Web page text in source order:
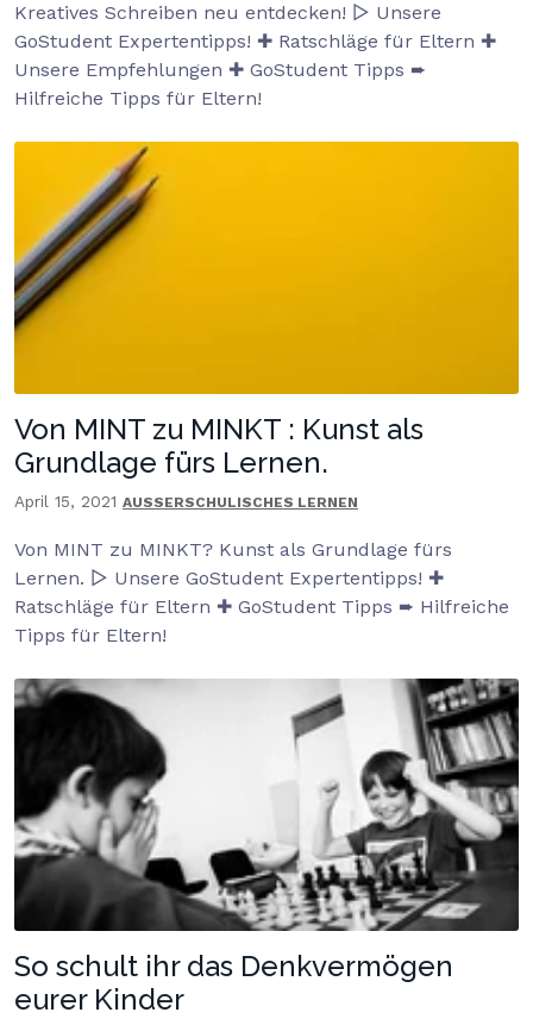
Kreatives Schreiben neu entdecken! ▷ Unsere
GoStudent Expertentipps! ✚ Ratschläge für Eltern ✚
Unsere Empfehlungen ✚ GoStudent Tipps ➨
Hilfreiche Tipps für Eltern!
Von MINT zu MINKT : Kunst als
Grundlage fürs Lernen.
April 15, 2021 AUSSERSCHULISCHES LERNEN
Von MINT zu MINKT? Kunst als Grundlage fürs
Lernen. ▷ Unsere GoStudent Expertentipps! ✚
Ratschläge für Eltern ✚ GoStudent Tipps ➨ Hilfreiche
Tipps für Eltern!
So schult ihr das Denkvermögen
eurer Kinder